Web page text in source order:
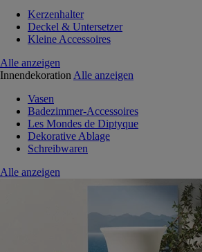
Kerzenhalter
Deckel & Untersetzer
Kleine Accessoires
Alle anzeigen
Innendekoration Alle anzeigen
Vasen
Badezimmer-Accessoires
Les Mondes de Diptyque
Dekorative Ablage
Schreibwaren
Alle anzeigen